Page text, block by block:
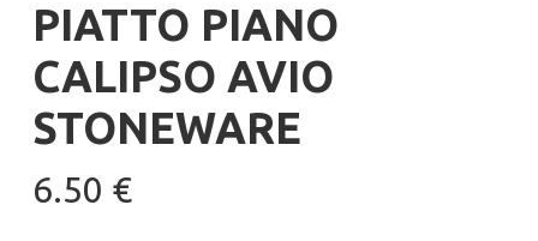
PIATTO PIANO
CALIPSO AVIO
STONEWARE
6.50 €